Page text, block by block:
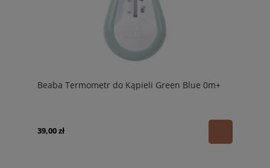
Beaba Termometr do Kąpieli Green Blue 0m+
39,00 zł